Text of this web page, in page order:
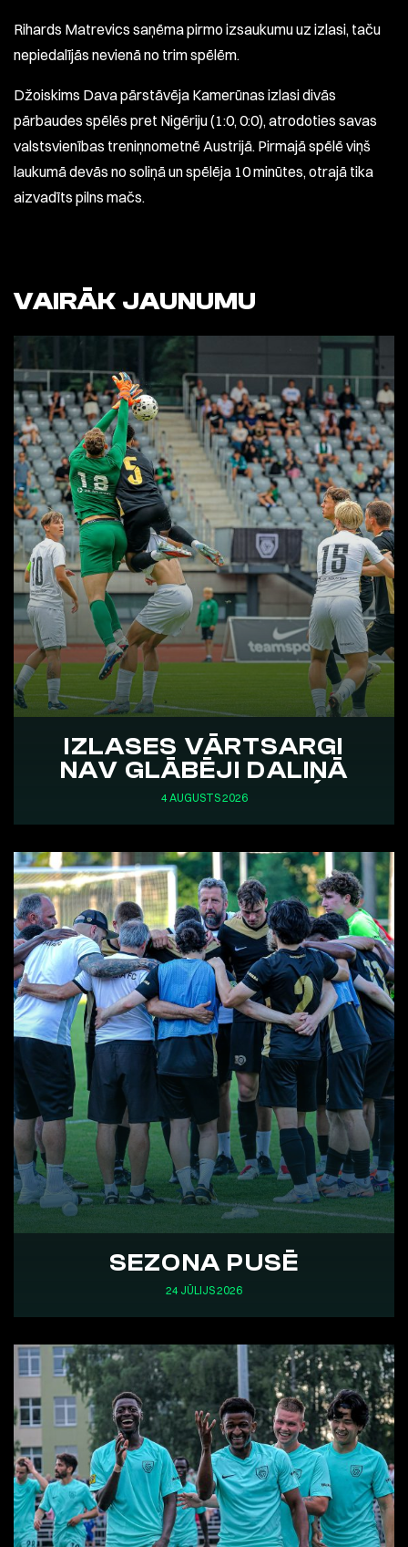
Rihards Matrevics saņēma pirmo izsaukumu uz izlasi, taču
nepiedalījās nevienā no trim spēlēm.
Džoiskims Dava pārstāvēja Kamerūnas izlasi divās
pārbaudes spēlēs pret Nigēriju (1:0, 0:0), atrodoties savas
valstsvienības treniņnometnē Austrijā. Pirmajā spēlē viņš
laukumā devās no soliņā un spēlēja 10 minūtes, otrajā tika
aizvadīts pilns mačs.
VAIRĀK JAUNUMU
IZLASES VĀRTSARGI
NAV GLĀBĒJI DALIŅĀ
4 AUGUSTS 2026
SEZONA PUSĒ
24 JŪLIJS 2026